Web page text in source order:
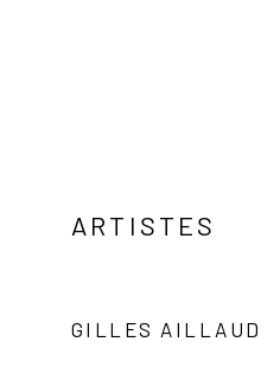
ARTISTES
GILLES AILLAUD